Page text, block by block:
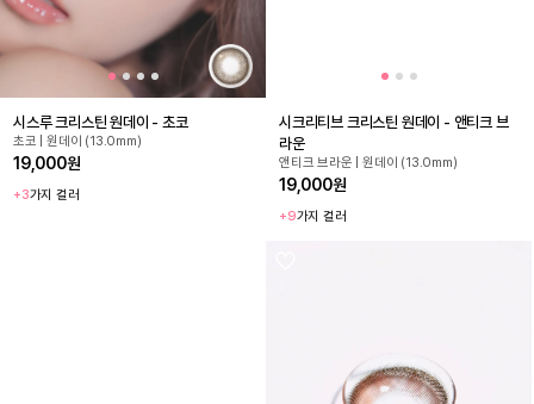
시스루 크리스틴 원데이 - 초코
초코 | 원데이 (13.0mm)
19,000원
+3가지 컬러
시크리티브 크리스틴 원데이 - 앤티크 브
라운
앤티크 브라운 | 원데이 (13.0mm)
19,000원
+9가지 컬러